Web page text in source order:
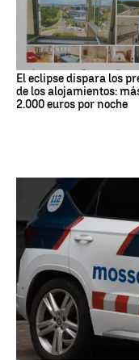
El eclipse dispara los
de los alojamientos:
2.000 euros por noche
Estafa